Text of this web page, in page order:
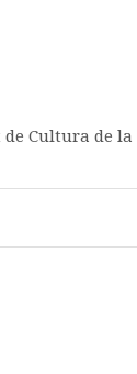
Cultura de la